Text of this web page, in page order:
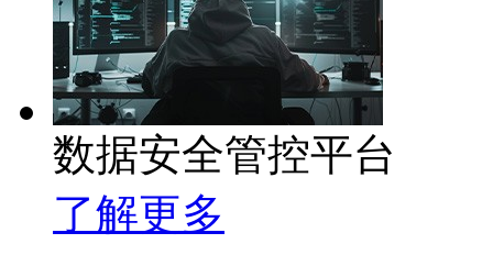
数据安全管控平台
了解更多